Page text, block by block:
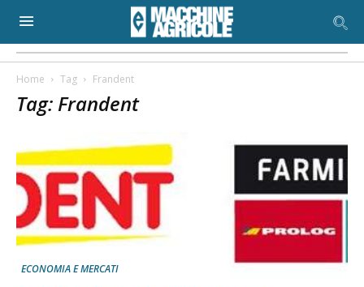
Home Tag Frandent
Tag: Frandent
ECONOMIA E MERCATI